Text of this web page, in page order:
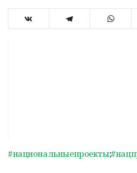
#национальныепроекты;